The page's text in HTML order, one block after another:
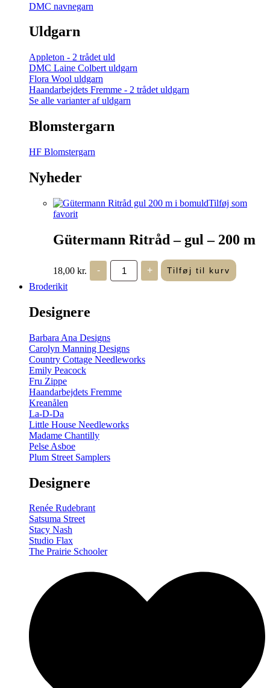
DMC navnegarn
Uldgarn
Appleton - 2 trådet uld
DMC Laine Colbert uldgarn
Flora Wool uldgarn
Haandarbejdets Fremme - 2 trådet uldgarn
Se alle varianter af uldgarn
Blomstergarn
HF Blomstergarn
Nyheder
Tilføj som
favorit
Gütermann Ritråd – gul – 200 m
18,00 kr. -
Gütermann
Ritråd
-
+ Tilføj til kurv
Broderikit
Designere
Barbara Ana Designs
Carolyn Manning Designs
Country Cottage Needleworks
Emily Peacock
Fru Zippe
Haandarbejdets Fremme
Kreanålen
La-D-Da
Little House Needleworks
Madame Chantilly
Pelse Asboe
Plum Street Samplers
Designere
Renée Rudebrant
Satsuma Street
Stacy Nash
Studio Flax
The Prairie Schooler